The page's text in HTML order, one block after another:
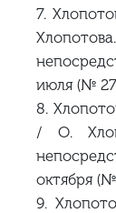
7.
июля (№
8.
/ О.
октября
9.